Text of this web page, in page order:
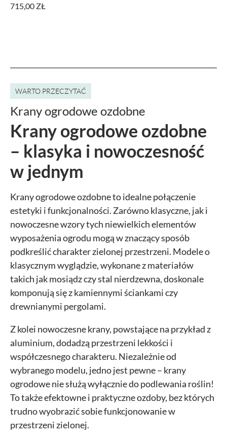
715,00 ZŁ
Krany ogrodowe ozdobne
WARTO PRZECZYTAĆ
Krany ogrodowe ozdobne
– klasyka i nowoczesność
w jednym
Krany ogrodowe ozdobne to idealne połączenie
estetyki i funkcjonalności. Zarówno klasyczne, jak i
nowoczesne wzory tych niewielkich elementów
wyposażenia ogrodu mogą w znaczący sposób
podkreślić charakter zielonej przestrzeni. Modele o
klasycznym wyglądzie, wykonane z materiałów
takich jak mosiądz czy stal nierdzewna, doskonale
komponują się z kamiennymi ściankami czy
drewnianymi pergolami.
Z kolei nowoczesne krany, powstające na przykład z
aluminium, dodadzą przestrzeni lekkości i
współczesnego charakteru. Niezależnie od
wybranego modelu, jedno jest pewne – krany
ogrodowe nie służą wyłącznie do podlewania roślin!
To także efektowne i praktyczne ozdoby, bez których
trudno wyobrazić sobie funkcjonowanie w
przestrzeni zielonej.